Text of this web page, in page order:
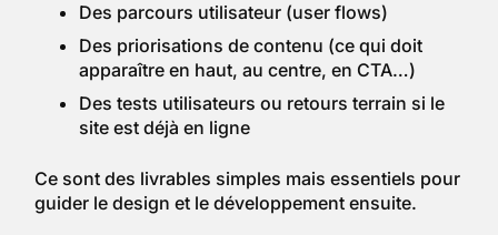
Des parcours utilisateur (user flows)
Des priorisations de contenu (ce qui doit
apparaître en haut, au centre, en CTA…)
Des tests utilisateurs ou retours terrain si le
site est déjà en ligne
Ce sont des livrables simples mais essentiels pour
guider le design et le développement ensuite.